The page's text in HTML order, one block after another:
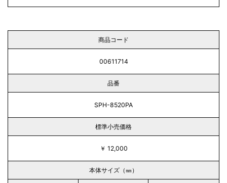
商品コード
00611714
品番
SPH-8520PA
標準小売価格
￥ 12,000
本体サイズ（㎜）